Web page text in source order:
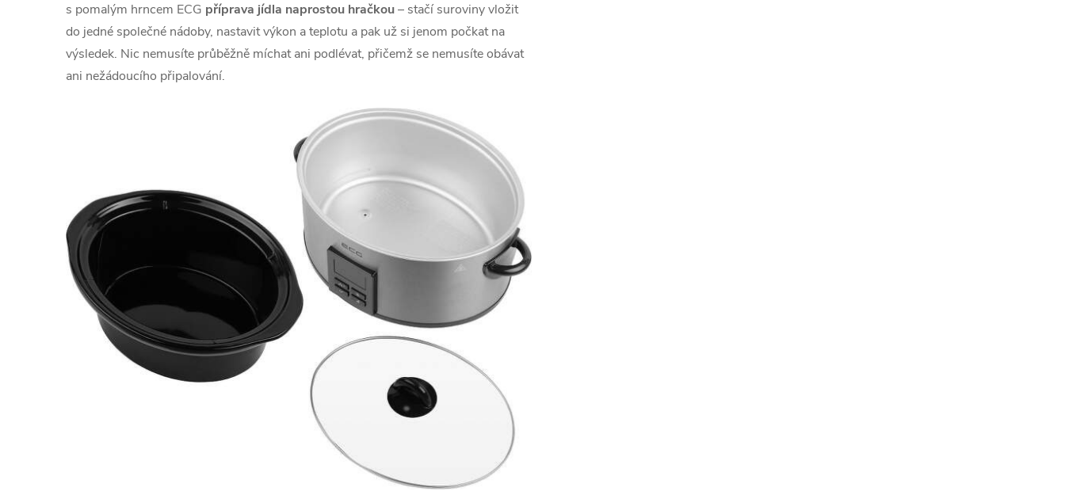
s pomalým hrncem ECG příprava jídla naprostou hračkou– stačí suroviny vložit
do jedné společné nádoby, nastavit výkon a teplotu a pak už si jenom počkat na
výsledek. Nic nemusíte průběžně míchat ani podlévat, přičemž se nemusíte obávat
ani nežádoucího připalování.